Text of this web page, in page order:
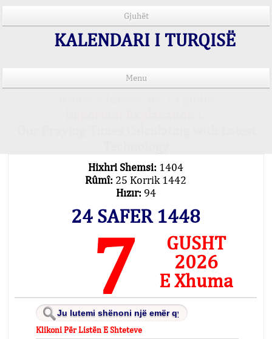
Gjuhët
KALENDARI I TURQISË
Menu
Hixhri Shemsi: 1404
Rûmî: 25 Korrik 1442
Hızır: 94
24 SAFER 1448
7
GUSHT
2026
E Xhuma
Klikoni Për Listën E Shteteve